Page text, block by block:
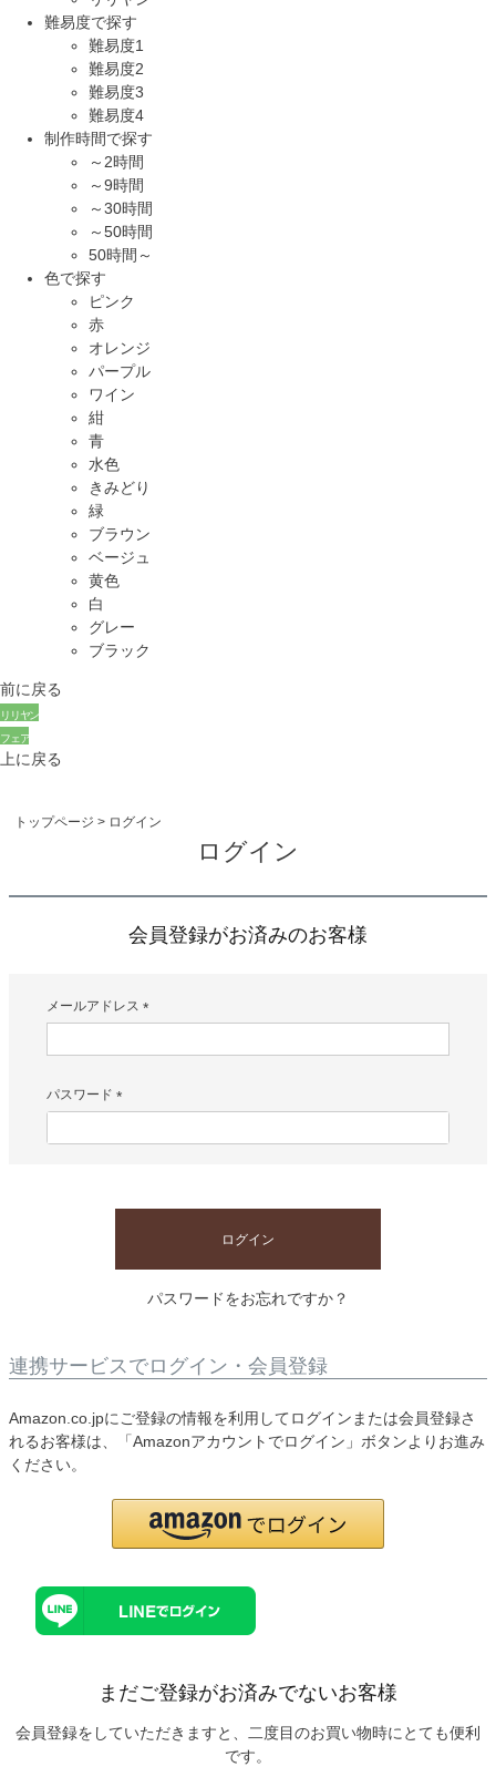
難易度で探す
難易度1
難易度2
難易度3
難易度4
制作時間で探す
～2時間
～9時間
～30時間
～50時間
50時間～
色で探す
ピンク
赤
オレンジ
パープル
ワイン
紺
青
水色
きみどり
緑
ブラウン
ベージュ
黄色
白
グレー
ブラック
前に戻る
リリヤン
フェア
上に戻る
トップページ ログイン
ログイン
会員登録がお済みのお客様
メールアドレス
パスワード
ログイン
パスワードをお忘れですか？
連携サービスでログイン・会員登録
Amazon.co.jpにご登録の情報を利用してログインまたは会員登録さ
れるお客様は、「Amazonアカウントでログイン」ボタンよりお進み
ください。
まだご登録がお済みでないお客様
会員登録をしていただきますと、二度目のお買い物時にとても便利
です。